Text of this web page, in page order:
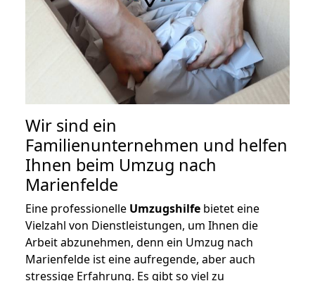
Wir sind ein
Familienunternehmen und helfen
Ihnen beim Umzug nach
Marienfelde
Eine professionelle Umzugshilfe bietet eine
Vielzahl von Dienstleistungen, um Ihnen die
Arbeit abzunehmen, denn ein Umzug nach
Marienfelde ist eine aufregende, aber auch
stressige Erfahrung. Es gibt so viel zu